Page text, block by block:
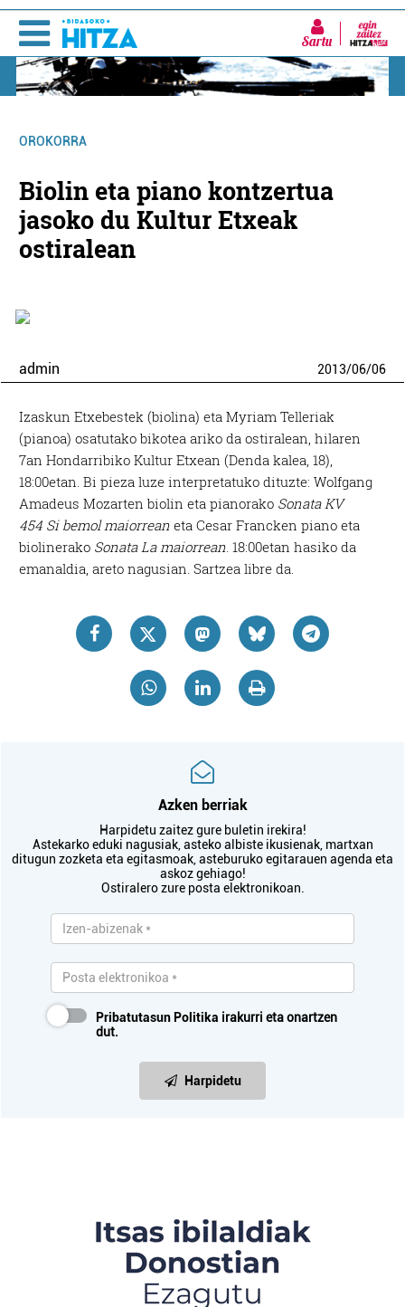
Sartu
OROKORRA
Biolin eta piano kontzertua
jasoko du Kultur Etxeak
ostiralean
admin 2013/06/06
Izaskun Etxebestek (biolina) eta Myriam Telleriak
(pianoa) osatutako bikotea ariko da ostiralean, hilaren
7an Hondarribiko Kultur Etxean (Denda kalea, 18),
18:00etan. Bi pieza luze interpretatuko dituzte: Wolfgang
Amadeus Mozarten biolin eta pianorako Sonata KV
454 Si bemol maiorrean eta Cesar Francken piano eta
biolinerako Sonata La maiorrean . 18:00etan hasiko da
emanaldia, areto nagusian. Sartzea libre da.
Azken berriak
Harpidetu zaitez gure buletin irekira!
Astekarko eduki nagusiak, asteko albiste ikusienak, martxan
ditugun zozketa eta egitasmoak, asteburuko egitarauen agenda eta
askoz gehiago!
Ostiralero zure posta elektronikoan.
Pribatutasun Politika irakurri eta onartzen
dut.
Harpidetu